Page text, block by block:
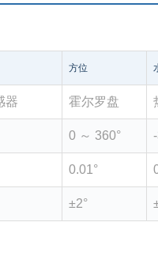
方位
器 霍尔罗盘
0 ～ 360°
0.01°
±2°